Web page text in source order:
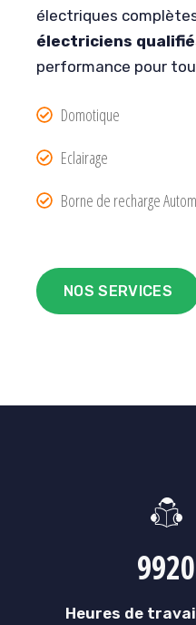
électriques
électriciens
performance pour
Domotique
Eclairage
Borne de recharge
NOS SERVICES
9920
Heures de